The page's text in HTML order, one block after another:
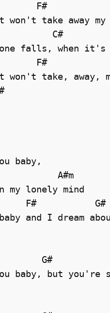
F#
take away
C#
one falls, when
F#
take, away,
baby,
A#m
lonely mind
F#           G#
and I dream
G#
baby, but